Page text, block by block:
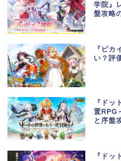
学院』
盤攻略
『ピカ
い？評
『ドッ
置RPG
と序盤
『ドッ